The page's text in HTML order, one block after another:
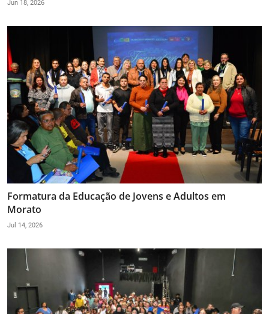
Jun 18, 2026
Formatura da Educação de Jovens e Adultos em
Morato
Jul 14, 2026